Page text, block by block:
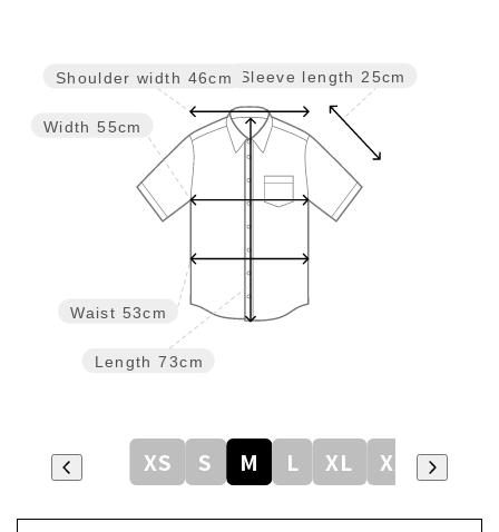
Sleeve length 25cm
Length 73cm
Waist 53cm
Width 55cm
Shoulder width 46cm
XS S M L XL XXL